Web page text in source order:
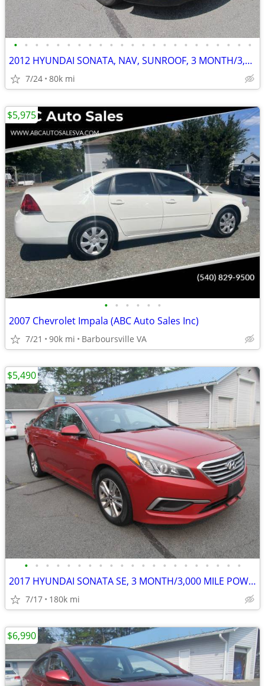
• • • • • • • • • • • • • • • • • • • • • • •
2012 HYUNDAI SONATA, NAV, SUNROOF, 3 MONTH/3,000 MILE POWERTRAIN WTY
7/24 80k mi
• • • • • •
2007 Chevrolet Impala (ABC Auto Sales Inc)
7/21 90k mi Barboursville VA
$5,975
• • • • • • • • • • • • • • • • • • • • •
2017 HYUNDAI SONATA SE, 3 MONTH/3,000 MILE POWERTRAIN WTY
7/17 180k mi
$5,490
$6,990